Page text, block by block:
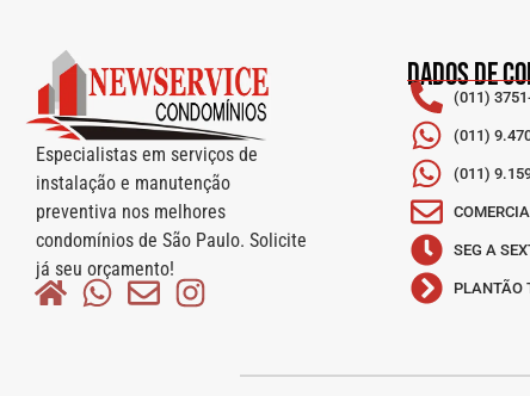
Especialistas em serviços de
instalação e manutenção
preventiva nos melhores
condomínios de São Paulo. Solicite
já seu orçamento!
DADOS DE
(011)
(011)
(011)
SEG A
PLANTÃO